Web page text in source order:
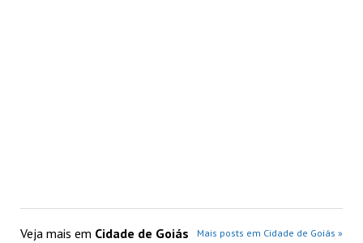
Veja mais em Cidade de Goiás Mais posts em Cidade de Goiás »